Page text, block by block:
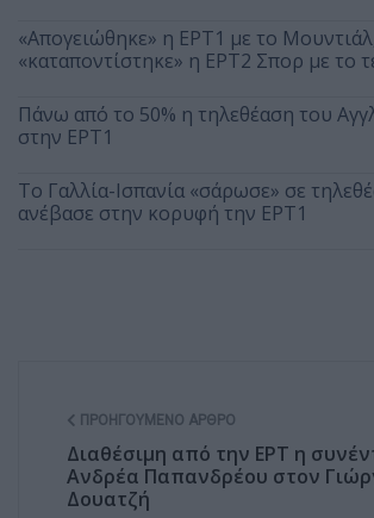
«Απογειώθηκε» η ΕΡΤ1 με το
«καταποντίστηκε» η ΕΡΤ2 Σπορ με το
Πάνω από το 50% η τηλεθέαση του
στην ΕΡΤ1
Το Γαλλία-Ισπανία «σάρωσε» σε
ανέβασε στην κορυφή την ΕΡΤ1
ΠΡΟΗΓΟΎΜΕΝΟ ΆΡΘΡΟ
Διαθέσιμη από την ΕΡΤ η
Ανδρέα Παπανδρέου στον
Δουατζή